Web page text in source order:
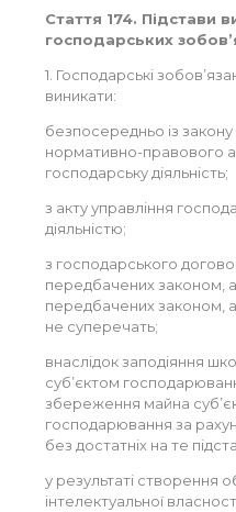
Стаття 174. Підстави
господарських
1. Господарські
виникати:
безпосередньо із
нормативно-правового
господарську діяльність;
з акту управління
діяльністю;
з господарського
передбачених законом,
передбачених законом,
не суперечать;
внаслідок заподіяння
суб’єктом
збереження майна
господарювання за
без достатніх на те
у результаті створення
інтелектуальної